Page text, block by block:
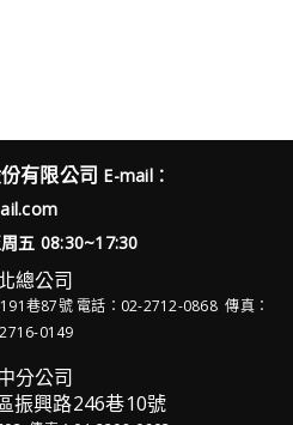
有限公司 E-mail：
五 08:30~17:30
總公司
巷87號電話：02-2712-0868 傳真：
0149
分公司
振興路246巷10號